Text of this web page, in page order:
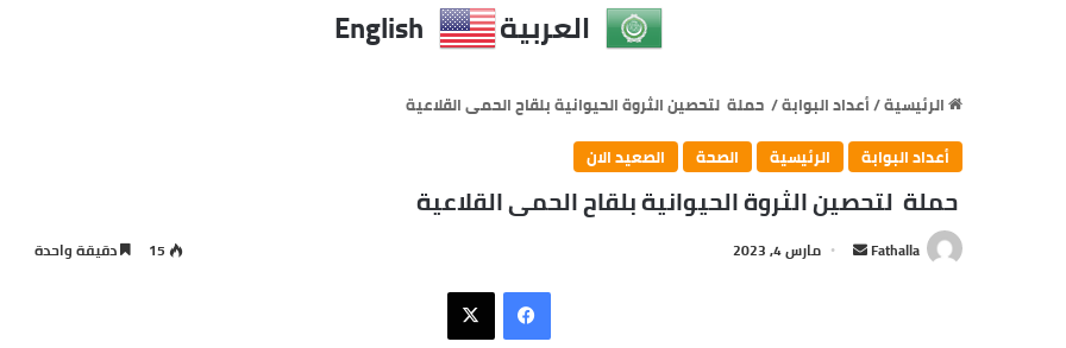
العربية English
الرئيسية/أعداد البوابة/ حملة لتحصين الثروة الحيوانية بلقاح الحمى القلاعية
أعداد البوابة
الرئيسية الصحة الصعيد الان
حملة لتحصين الثروة الحيوانية بلقاح الحمى القلاعية
Fathalla مارس 4, 2023 15 دقيقة واحدة
فيسبوك